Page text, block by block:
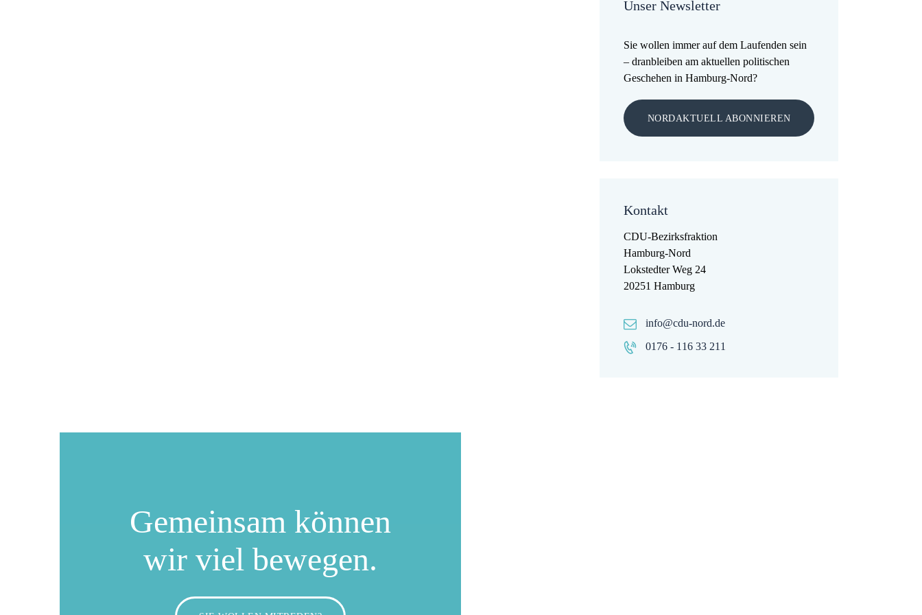
Unser Newsletter
Sie wollen immer auf dem Laufenden sein
– dranbleiben am aktuellen politischen
Geschehen in Hamburg-Nord?
NORDAKTUELL ABONNIEREN
Kontakt
CDU-Bezirksfraktion
Hamburg-Nord
Lokstedter Weg 24
20251 Hamburg
info@cdu-nord.de
0176 - 116 33 211
Gemeinsam können
wir viel bewegen.